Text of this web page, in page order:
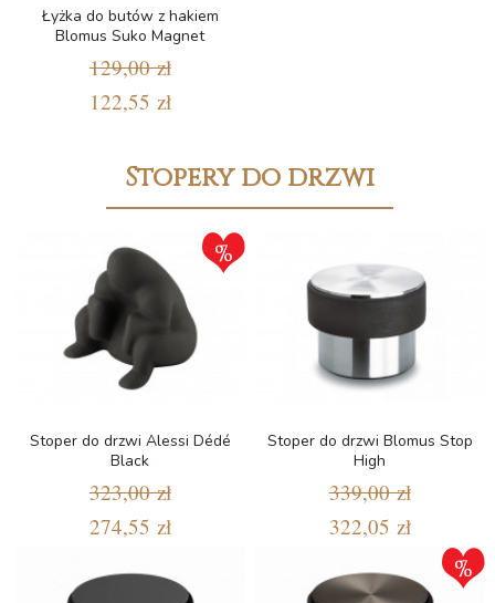
Łyżka do butów z hakiem
Blomus Suko Magnet
129,00 zł
122,55 zł
Stopery do drzwi
Stoper do drzwi Alessi Dédé
Black
323,00 zł
274,55 zł
Stoper do drzwi Blomus Stop
High
339,00 zł
322,05 zł